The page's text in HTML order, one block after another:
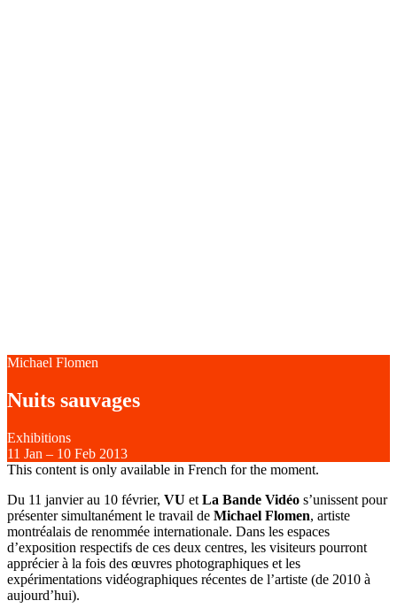
Michael Flomen
Nuits sauvages
Exhibitions
11 Jan – 10 Feb 2013
This content is only available in French for the moment.
Du 11 janvier au 10 février, VU et La Bande Vidéo s’unissent pour
présenter simultanément le travail de Michael Flomen, artiste
montréalais de renommée internationale. Dans les espaces
d’exposition respectifs de ces deux centres, les visiteurs pourront
apprécier à la fois des œuvres photographiques et les
expérimentations vidéographiques récentes de l’artiste (de 2010 à
aujourd’hui).